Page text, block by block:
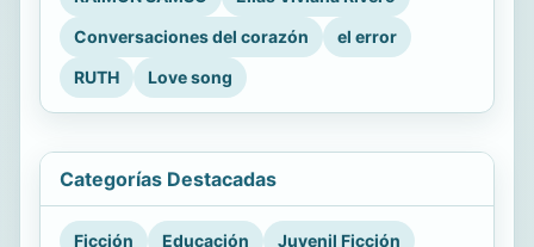
Conversaciones del corazón
el error
RUTH
Love song
Categorías Destacadas
Ficción Educación Juvenil Ficción